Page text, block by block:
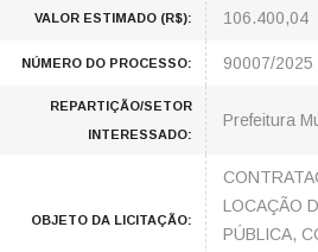
VALOR ESTIMADO (R$): 106.400,04
NÚMERO DO PROCESSO: 90007/2025
REPARTIÇÃO/SETOR
INTERESSADO:
Prefeitura
OBJETO DA LICITAÇÃO:
LOCAÇÃO
PÚBLICA,